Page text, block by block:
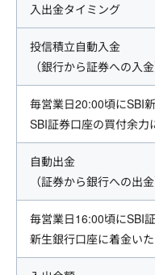
入出金タイミング
投信積立自動入金
（銀行から証券への入金
毎営業日20:00頃にSBI
SBI証券口座の買付余力
自動出金
（証券から銀行への出金
毎営業日16:00頃にSBI
新生銀行口座に着金いた